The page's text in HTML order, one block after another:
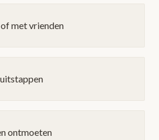
met vrienden
ontmoeten